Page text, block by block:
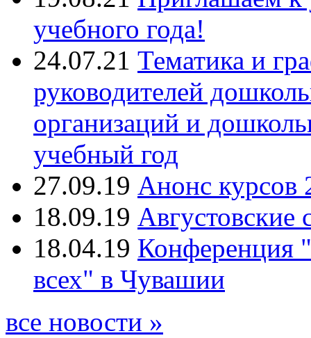
учебного года!
24.07.21 Тематика и
руководителей
организаций и
учебный год
27.09.19 Анонс курсов
18.09.19
18.04.19 Конференция
всех" в Чувашии
все новости »